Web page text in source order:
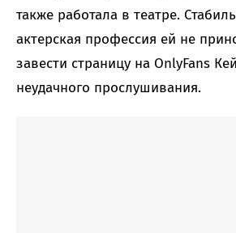
также работала в театре.
актерская профессия ей не
завести страницу на OnlyFans
неудачного прослушивания.